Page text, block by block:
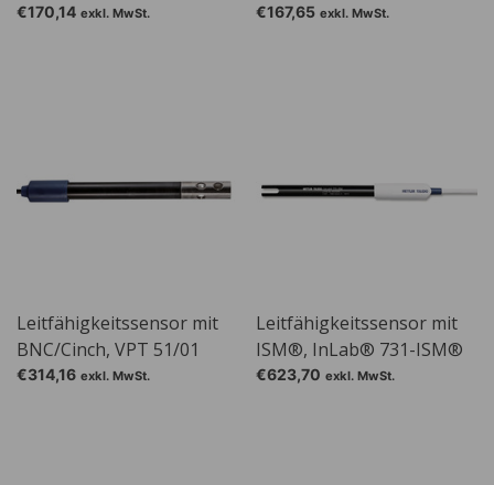
€170,14 exkl. MwSt. €167,65 exkl. MwSt.
Leitfähigkeitssensor mit
BNC/Cinch, VPT 51/01
€314,16 exkl. MwSt.
Leitfähigkeitssensor mit
ISM®, InLab® 731-ISM®
€623,70 exkl. MwSt.